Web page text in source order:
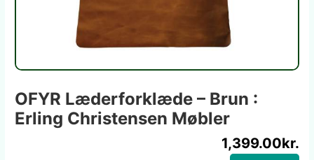
OFYR Læderforklæde – Brun :
Erling Christensen Møbler
1,399.00kr.